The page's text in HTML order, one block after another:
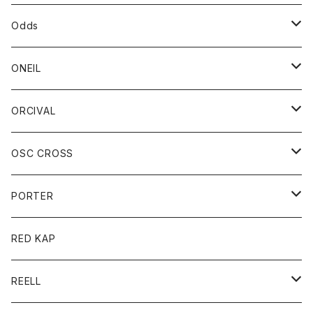
シャツ
ショートパンツ
パンツ
レディース
シャツ
Tシャツ
ストール/マフラー
シャツ
シャツジャケット
ロングスリーブＴシャツ
ボトム
ショートパンツ
ジーンズ
スエット
ボトム
ショートパンツ
パンツ
レディース
ボトム
Odds
帽子
ONEIL
スカート
ORCIVAL
アウター
コート
ジャケット
アクセサリー
バッグ
キッズ
Tシャツ
グッズ
OSC CROSS
ダウンジャケット
PORTER
カードホルダー
キーホルダー
RED KAP
REELL